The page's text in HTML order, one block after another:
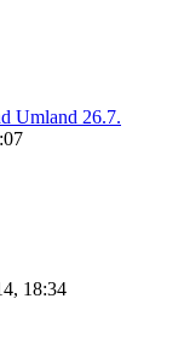
Umland 26.7.
18:34